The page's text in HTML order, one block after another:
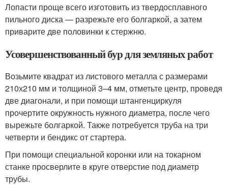
Лопасти проще всего изготовить из твердосплавного
пильного диска — разрежьте его болгаркой, а затем
приварите две половинки к стержню.
Усовершенствованный бур для земляных работ
Возьмите квадрат из листового металла с размерами
210х210 мм и толщиной 3–4 мм, отметьте центр, проведя
две диагонали, и при помощи штангенциркуля
прочертите окружность нужного диаметра, после чего
вырежьте болгаркой. Также потребуется труба на три
четверти и бендикс от стартера.
При помощи специальной коронки или на токарном
станке просверлите в круге отверстие под диаметр
трубы.